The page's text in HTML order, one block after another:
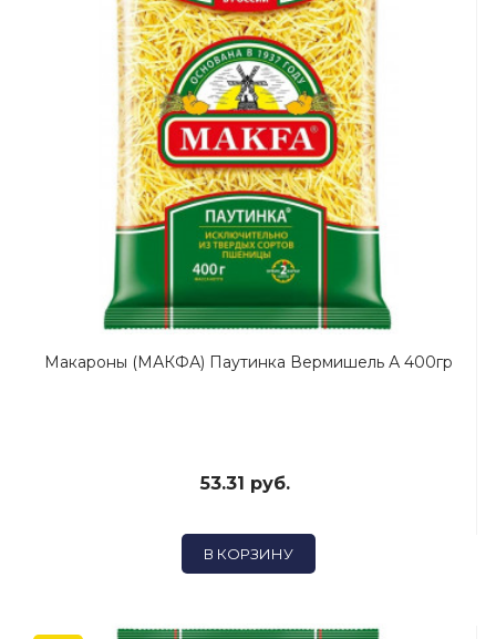
Макароны (МАКФА) Паутинка Вермишель А 400гр
53.31 руб.
В КОРЗИНУ